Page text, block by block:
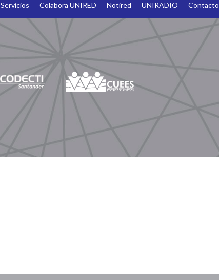
Servicios Colabora UNIRED Notired UNIRADIO Contacto